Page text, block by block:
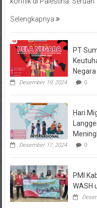
Selengkapnya
PT
Desember 19, 2024 0
Hari
Desember 17, 2024 0
PMI
WASH